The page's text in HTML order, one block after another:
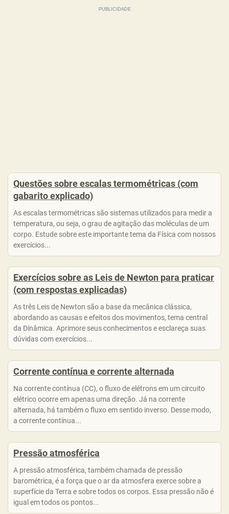
Questões sobre escalas termométricas (com
gabarito explicado)
As escalas termométricas são sistemas utilizados para medir a
temperatura, ou seja, o grau de agitação das moléculas de um
corpo. Estude sobre este importante tema da Física com nossos
exercícios...
Exercícios sobre as Leis de Newton para praticar
(com respostas explicadas)
As três Leis de Newton são a base da mecânica clássica,
abordando as causas e efeitos dos movimentos, tema central
da Dinâmica. Aprimore seus conhecimentos e esclareça suas
dúvidas com exercícios...
Corrente contínua e corrente alternada
Na corrente contínua (CC), o fluxo de elétrons em um circuito
elétrico ocorre em apenas uma direção. Já na corrente
alternada, há também o fluxo em sentido inverso. Desse modo,
a corrente contínua...
Pressão atmosférica
A pressão atmosférica, também chamada de pressão
barométrica, é a força que o ar da atmosfera exerce sobre a
superfície da Terra e sobre todos os corpos. Essa pressão não é
igual em todos os pontos...